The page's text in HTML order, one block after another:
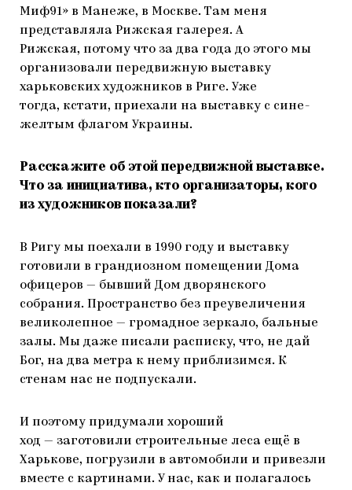
Миф91» в Манеже, в Москве. Там меня
представляла Рижская галерея. А
Рижская, потому что за два года до этого мы
организовали передвижную выставку
харьковских художников в Риге. Уже
тогда, кстати, приехали на выставку с сине-
желтым флагом Украины.
Расскажите об этой передвижной выставке.
Что за инициатива, кто организаторы, кого
из художников показали?
В Ригу мы поехали в 1990 году и выставку
готовили в грандиозном помещении Дома
офицеров — бывший Дом дворянского
собрания. Пространство без преувеличения
великолепное — громадное зеркало, бальные
залы. Мы даже писали расписку, что, не дай
Бог, на два метра к нему приблизимся. К
стенам нас не подпускали.
И поэтому придумали хороший
ход — заготовили строительные леса ещё в
Харькове, погрузили в автомобили и привезли
вместе с картинами. У нас, как и полагалось